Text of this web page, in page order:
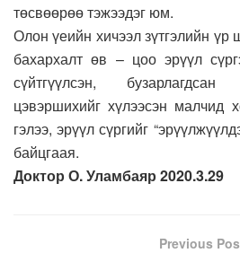
төсвөөрөө тэжээдэг юм.
Олон үеийн хичээл зүтгэлийн үр
бахархалт өв – цоо эрүүл
сүйтгүүлсэн,
цэвэршихийг хүлээсэн малчид
гэлээ, эрүүл сүргийг
байцгаая.
Доктор О. Уламбаяр 2020.3.29
Previous